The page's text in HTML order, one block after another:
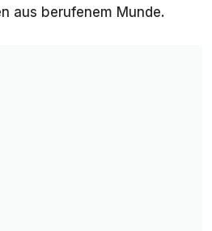
aus berufenem Munde.